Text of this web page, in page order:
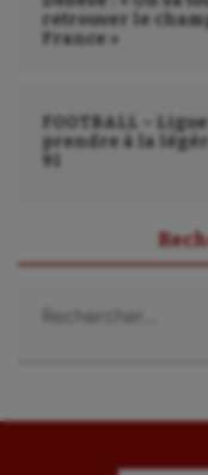
retrouver le
France »
FOOTBALL –
prendre à la
91